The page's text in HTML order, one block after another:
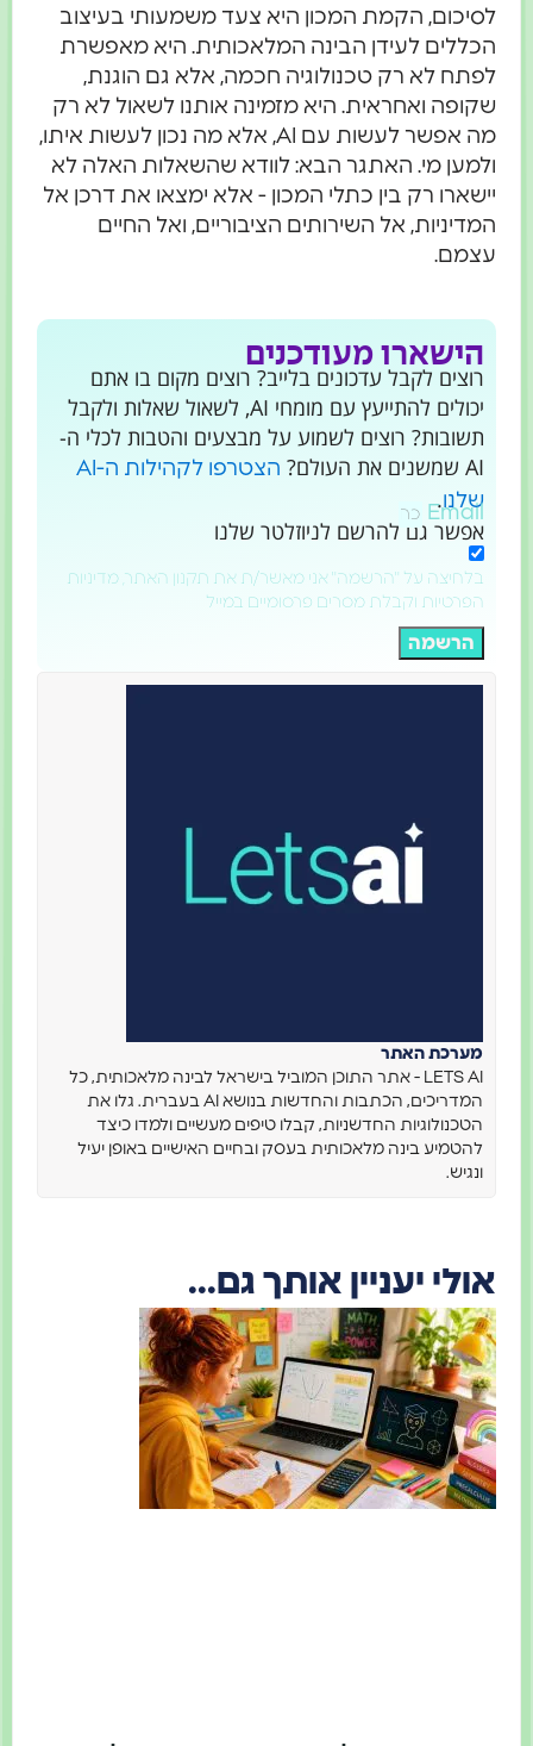
לסיכום, הקמת המכון היא צעד משמעותי בעיצוב
הכללים לעידן הבינה המלאכותית. היא מאפשרת
לפתח לא רק טכנולוגיה חכמה, אלא גם הוגנת,
שקופה ואחראית. היא מזמינה אותנו לשאול לא רק
מה אפשר לעשות עם AI, אלא מה נכון לעשות איתו,
ולמען מי. האתגר הבא: לוודא שהשאלות האלה לא
יישארו רק בין כתלי המכון - אלא ימצאו את דרכן אל
המדיניות, אל השירותים הציבוריים, ואל החיים
עצמם.
הישארו מעודכנים
רוצים לקבל עדכונים בלייב? רוצים מקום בו אתם
יכולים להתייעץ עם מומחי AI, לשאול שאלות ולקבל
תשובות? רוצים לשמוע על מבצעים והטבות לכלי ה-
הצטרפו לקהילות ה-AI
שלנו.
אפשר גם להרשם לניוזלטר שלנו
Email
בלחיצה על "הרשמה" אני מאשר/ת את תקנון האתר, מדיניות
הפרטיות וקבלת מסרים פרסומיים במייל
הרשמה
מערכת האתר
LETS AI - אתר התוכן המוביל בישראל לבינה מלאכותית, כל
המדריכים, הכתבות והחדשות בנושא AI בעברית. גלו את
הטכנולוגיות החדשניות, קבלו טיפים מעשיים ולמדו כיצד
להטמיע בינה מלאכותית בעסק ובחיים האישיים באופן יעיל
ונגיש.
אולי יעניין אותך גם...